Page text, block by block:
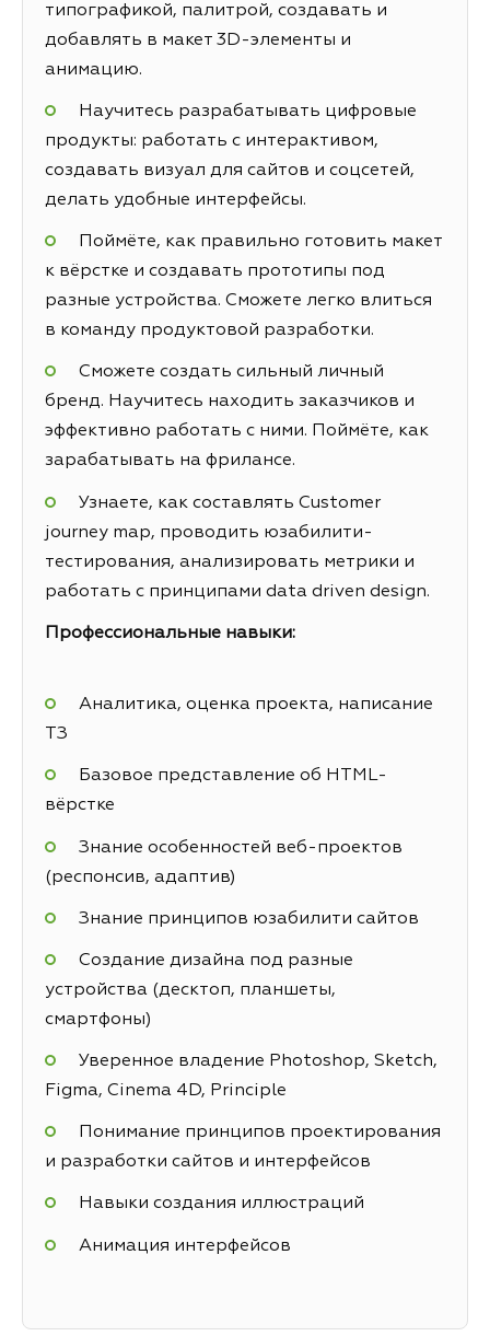
типографикой, палитрой, создавать и
добавлять в макет 3D-элементы и
анимацию.
Научитесь разрабатывать цифровые
продукты: работать с интерактивом,
создавать визуал для сайтов и соцсетей,
делать удобные интерфейсы.
Поймёте, как правильно готовить макет
к вёрстке и создавать прототипы под
разные устройства. Сможете легко влиться
в команду продуктовой разработки.
Сможете создать сильный личный
бренд. Научитесь находить заказчиков и
эффективно работать с ними. Поймёте, как
зарабатывать на фрилансе.
Узнаете, как составлять Customer
journey map, проводить юзабилити-
тестирования, анализировать метрики и
работать с принципами data driven design.
Профессиональные навыки:
Аналитика, оценка проекта, написание
ТЗ
Базовое представление об HTML-
вёрстке
Знание особенностей веб-проектов
(респонсив, адаптив)
Знание принципов юзабилити сайтов
Создание дизайна под разные
устройства (десктоп, планшеты,
смартфоны)
Уверенное владение Photoshop, Sketch,
Figma, Cinema 4D, Principle
Понимание принципов проектирования
и разработки сайтов и интерфейсов
Навыки создания иллюстраций
Анимация интерфейсов